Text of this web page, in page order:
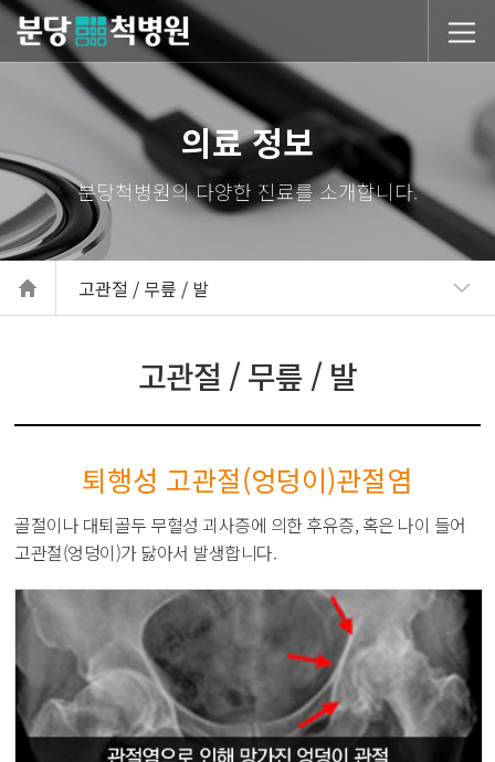
당척병원
의료 정보
고관절 / 무릎 / 발
고관절 / 무릎 / 발
퇴행성 고관절(엉덩이)관절염
골절이나 대퇴골두 무혈성 괴사증에 의한 후유증, 혹은 나이 들어
고관절(엉덩이)가 닳아서 발생합니다.